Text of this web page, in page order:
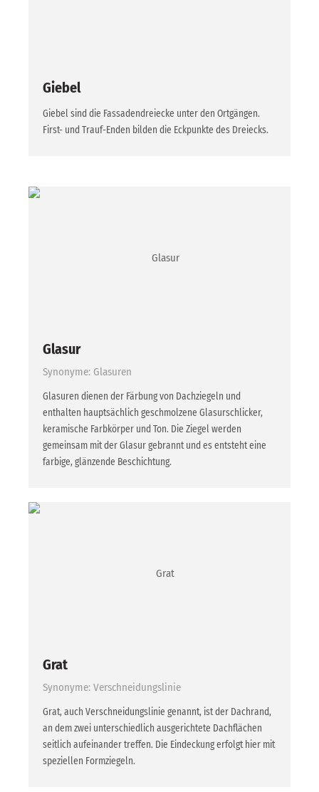
Giebel
Giebel sind die Fassadendreiecke unter den Ortgängen.
First- und Trauf-Enden bilden die Eckpunkte des Dreiecks.
Glasur
Synonyme: Glasuren
Glasuren dienen der Färbung von Dachziegeln und
enthalten hauptsächlich geschmolzene Glasurschlicker,
keramische Farbkörper und Ton. Die Ziegel werden
gemeinsam mit der Glasur gebrannt und es entsteht eine
farbige, glänzende Beschichtung.
Grat
Synonyme: Verschneidungslinie
Grat, auch Verschneidungslinie genannt, ist der Dachrand,
an dem zwei unterschiedlich ausgerichtete Dachflächen
seitlich aufeinander treffen. Die Eindeckung erfolgt hier mit
speziellen Formziegeln.